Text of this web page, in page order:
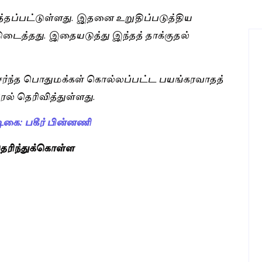
இதனை உறுதிப்படுத்திய
இதையடுத்து இந்தத் தாக்குதல்
பொதுமக்கள் கொல்லப்பட்ட பயங்கரவாதத்
தெரிவித்துள்ளது.
பகீர் பின்னணி